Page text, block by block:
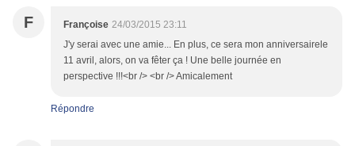
F Françoise 24/03/2015 23:11
J'y serai avec une amie... En plus, ce sera mon anniversairele
11 avril, alors, on va fêter ça ! Une belle journée en
perspective !!!<br /> <br /> Amicalement
Répondre